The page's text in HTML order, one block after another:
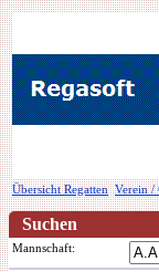
Übersicht Regatten Verein /
Suchen
Mannschaft: